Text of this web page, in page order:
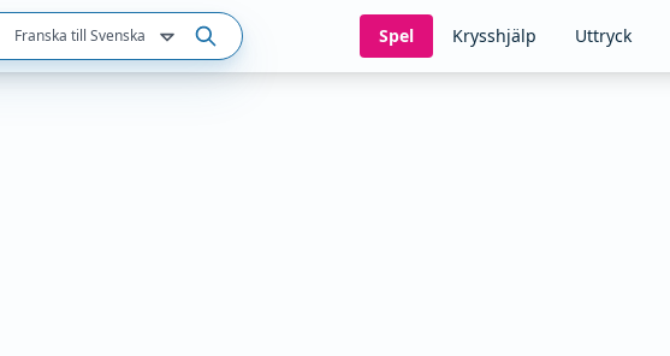
Franska till Svenska Spel Krysshjälp Uttryck